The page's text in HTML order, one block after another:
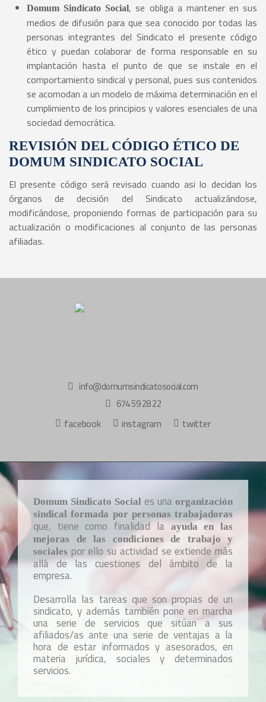
Domum Sindicato Social, se obliga a mantener en sus
medios de difusión para que sea conocido por todas las
personas integrantes del Sindicato el presente código
ético y puedan colaborar de forma responsable en su
implantación hasta el punto de que se instale en el
comportamiento sindical y personal, pues sus contenidos
se acomodan a un modelo de máxima determinación en el
cumplimiento de los principios y valores esenciales de una
sociedad democrática.
REVISIÓN DEL CÓDIGO ÉTICO DE
DOMUM SINDICATO SOCIAL
El presente código será revisado cuando asi lo decidan los
órganos de decisión del Sindicato actualizándose,
modificándose, proponiendo formas de participación para su
actualización o modificaciones al conjunto de las personas
afiliadas.
info@domumsindicatosocial.com
674 59 28 22
facebook instagram twitter
Domum Sindicato Social es una organización
sindical formada por personas trabajadoras
que, tiene como finalidad la ayuda en las
mejoras de las condiciones de trabajo y
sociales por ello su actividad se extiende más
allá de las cuestiones del ámbito de la
empresa.
Desarrolla las tareas que son propias de un
sindicato, y además también pone en marcha
una serie de servicios que sitúan a sus
afiliados/as ante una serie de ventajas a la
hora de estar informados y asesorados, en
materia jurídica, sociales y determinados
servicios.